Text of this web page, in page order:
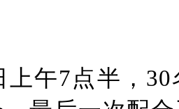
上午7点半，